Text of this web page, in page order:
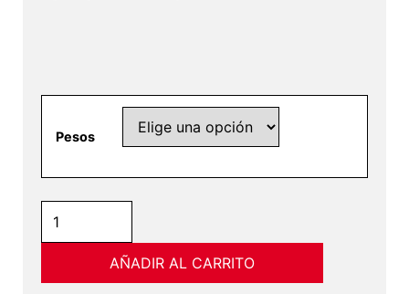
Pesos
Dulce-
EncurtidosAÑADIR AL CARRITO